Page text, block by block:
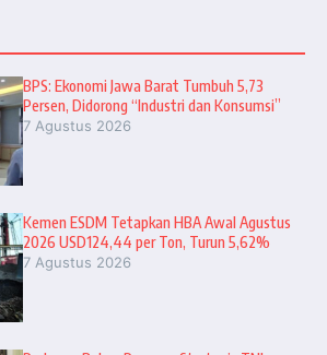
BPS: Ekonomi Jawa Barat Tumbuh 5,73
Persen, Didorong “Industri dan Konsumsi”
7 Agustus 2026
Kemen ESDM Tetapkan HBA Awal Agustus
2026 USD124,44 per Ton, Turun 5,62%
7 Agustus 2026